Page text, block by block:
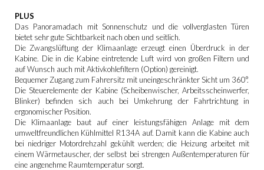
PLUS
Das Panoramadach mit Sonnenschutz und die vollverglasten Türen
bietet sehr gute Sichtbarkeit nach oben und seitlich.
Die Zwangslüftung der Klimaanlage erzeugt einen Überdruck in der
Kabine. Die in die Kabine eintretende Luft wird von großen Filtern und
auf Wunsch auch mit Aktivkohlefiltern (Option) gereinigt.
Bequemer Zugang zum Fahrersitz mit uneingeschränkter Sicht um 360°.
Die Steuerelemente der Kabine (Scheibenwischer, Arbeitsscheinwerfer,
Blinker) befinden sich auch bei Umkehrung der Fahrtrichtung in
ergonomischer Position.
Die Klimaanlage baut auf einer leistungsfähigen Anlage mit dem
umweltfreundlichen Kühlmittel R134A auf. Damit kann die Kabine auch
bei niedriger Motordrehzahl gekühlt werden; die Heizung arbeitet mit
einem Wärmetauscher, der selbst bei strengen Außentemperaturen für
eine angenehme Raumtemperatur sorgt.